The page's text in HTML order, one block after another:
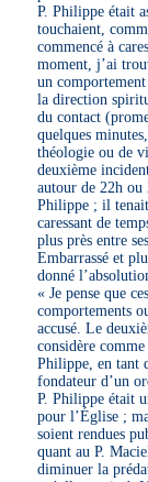
P. Philippe était
touchaient,
commencé à
moment, j’ai
un
la direction
du contact
quelques
théologie ou de
deuxième
autour de 22h ou
Philippe ; il tenait
caressant de
plus près entre
Embarrassé et
donné
« Je pense que
comportements
accusé. Le
considère
Philippe, en tant
fondateur d’un
P. Philippe était
pour l’Église ;
soient rendues
quant au P.
diminuer la